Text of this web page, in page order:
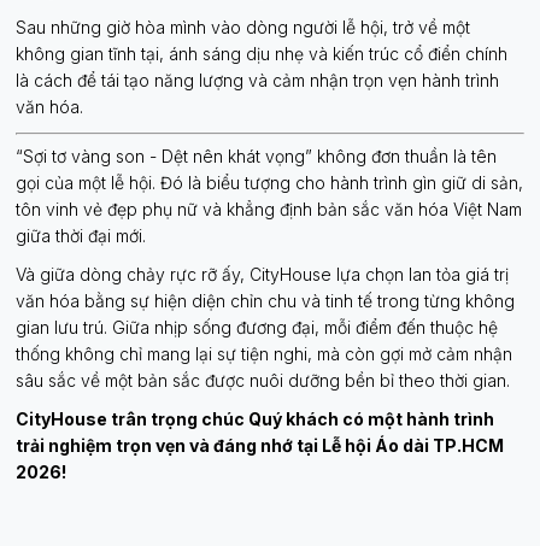
Sau những giờ hòa mình vào dòng người lễ hội, trở về một
không gian tĩnh tại, ánh sáng dịu nhẹ và kiến trúc cổ điển chính
là cách để tái tạo năng lượng và cảm nhận trọn vẹn hành trình
văn hóa.
“Sợi tơ vàng son - Dệt nên khát vọng” không đơn thuần là tên
gọi của một lễ hội. Đó là biểu tượng cho hành trình gìn giữ di sản,
tôn vinh vẻ đẹp phụ nữ và khẳng định bản sắc văn hóa Việt Nam
giữa thời đại mới.
Và giữa dòng chảy rực rỡ ấy, CityHouse lựa chọn lan tỏa giá trị
văn hóa bằng sự hiện diện chỉn chu và tinh tế trong từng không
gian lưu trú. Giữa nhịp sống đương đại, mỗi điểm đến thuộc hệ
thống không chỉ mang lại sự tiện nghi, mà còn gợi mở cảm nhận
sâu sắc về một bản sắc được nuôi dưỡng bền bỉ theo thời gian.
CityHouse trân trọng chúc Quý khách có một hành trình
trải nghiệm trọn vẹn và đáng nhớ tại Lễ hội Áo dài TP.HCM
2026!